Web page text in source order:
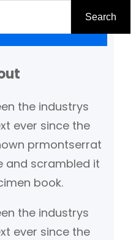
Search
the industrys
ever since the
prmontserrat
and scrambled it
book.
the industrys
ever since the